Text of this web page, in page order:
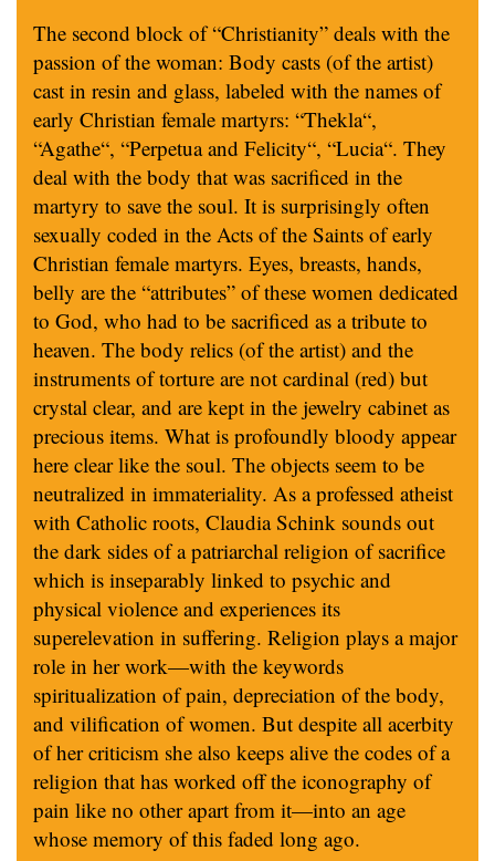
The second block of “Christianity” deals with the
passion of the woman: Body casts (of the artist)
cast in resin and glass, labeled with the names of
early Christian female martyrs: “Thekla“,
“Agathe“, “Perpetua and Felicity“, “Lucia“. They
deal with the body that was sacrificed in the
martyry to save the soul. It is surprisingly often
sexually coded in the Acts of the Saints of early
Christian female martyrs. Eyes, breasts, hands,
belly are the “attributes” of these women dedicated
to God, who had to be sacrificed as a tribute to
heaven. The body relics (of the artist) and the
instruments of torture are not cardinal (red) but
crystal clear, and are kept in the jewelry cabinet as
precious items. What is profoundly bloody appear
here clear like the soul. The objects seem to be
neutralized in immateriality. As a professed atheist
with Catholic roots, Claudia Schink sounds out
the dark sides of a patriarchal religion of sacrifice
which is inseparably linked to psychic and
physical violence and experiences its
superelevation in suffering. Religion plays a major
role in her work—with the keywords
spiritualization of pain, depreciation of the body,
and vilification of women. But despite all acerbity
of her criticism she also keeps alive the codes of a
religion that has worked off the iconography of
pain like no other apart from it—into an age
whose memory of this faded long ago.